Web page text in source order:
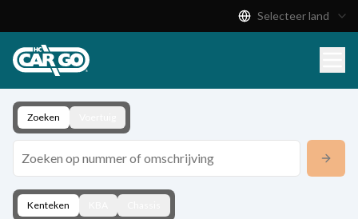
Download
Contact
Selecteer land
Zoeken
Kenteken